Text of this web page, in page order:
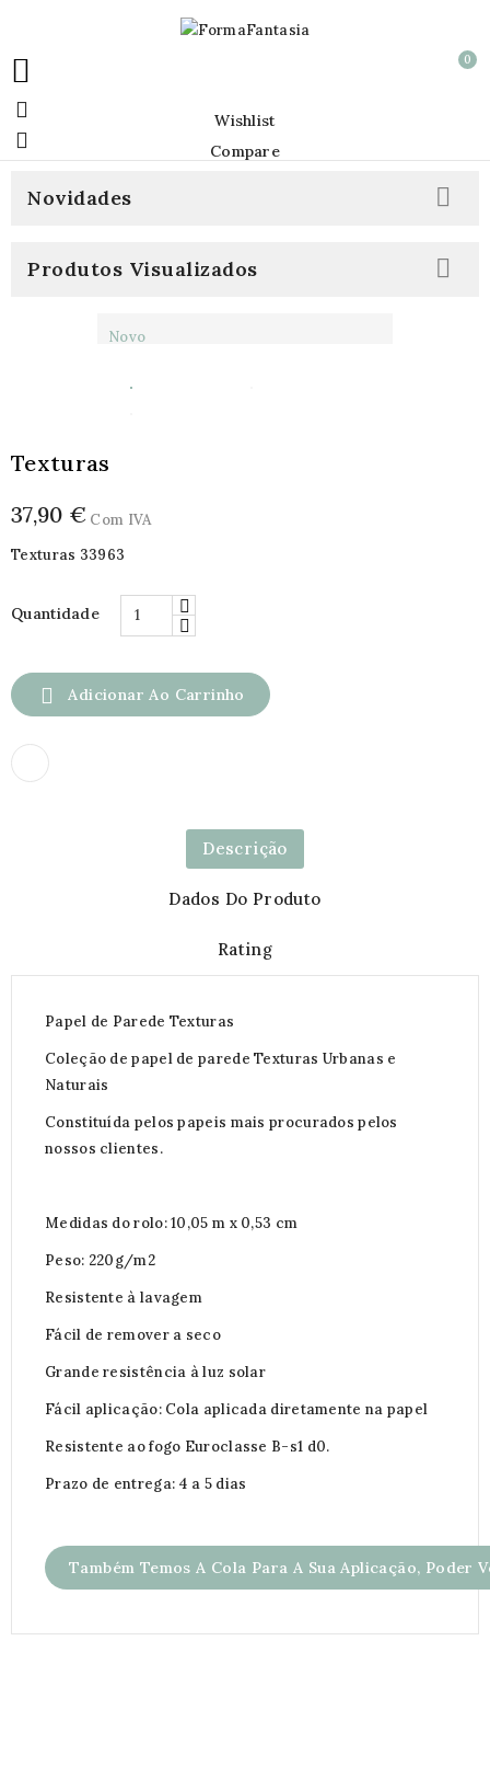
 0
 Wishlist
 Compare
Novidades 
Produtos Visualizados 
Novo
Texturas
37,90 € Com IVA
Texturas 33963
Quantidade
 Adicionar Ao Carrinho
Descrição
Dados Do Produto
Rating
Papel de Parede Texturas
Coleção de papel de parede Texturas Urbanas e
Naturais
Constituída pelos papeis mais procurados pelos
nossos clientes.
Medidas do rolo: 10,05 m x 0,53 cm
Peso: 220g/m2
Resistente à lavagem
Fácil de remover a seco
Grande resistência à luz solar
Fácil aplicação: Cola aplicada diretamente na papel
Resistente ao fogo Euroclasse B-s1 d0.
Prazo de entrega: 4 a 5 dias
Também Temos A Cola Para A Sua Aplicação, Poder